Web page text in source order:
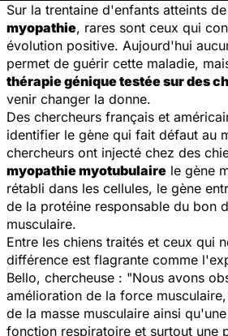
Sur la trentaine d'enfants atteints
myopathie, rares sont ceux qui
évolution positive. Aujourd'hui
permet de guérir cette maladie,
thérapie génique testée sur des
venir changer la donne.
Des chercheurs français et
identifier le gène qui fait défaut au
chercheurs ont injecté chez des
myopathie myotubulaire le gène
rétabli dans les cellules, le gène
de la protéine responsable du bon
musculaire.
Entre les chiens traités et ceux qui
différence est flagrante comme
Bello, chercheuse : "Nous avons
amélioration de la force
de la masse musculaire ainsi
fonction respiratoire et surtout une